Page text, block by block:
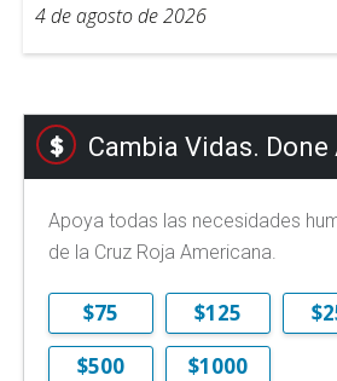
4 de agosto de 2026
Cambia Vidas. Done
Apoya todas las necesidades
de la Cruz Roja Americana.
$75 $125
$500
$1000